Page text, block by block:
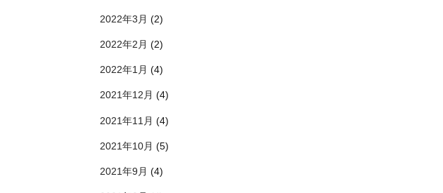
2022年3月 (2)
2022年2月 (2)
2022年1月 (4)
2021年12月 (4)
2021年11月 (4)
2021年10月 (5)
2021年9月 (4)